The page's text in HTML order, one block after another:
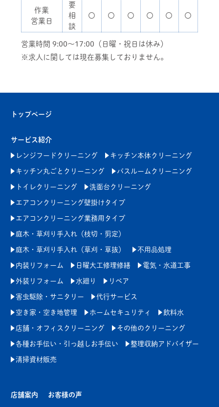
作業
営業日
要
相
談
〇 〇 〇 〇 〇 〇
営業時間 9:00～17:00（日曜・祝日は休み）
※求人に関しては現在募集しておりません。
トップページ
サービス紹介
レンジフードクリーニング キッチン本体クリーニング
キッチン丸ごとクリーニング バスルームクリーニング
トイレクリーニング 洗面台クリーニング
エアコンクリーニング壁掛けタイプ
エアコンクリーニング業務用タイプ
庭木・草刈り手入れ（枝切・剪定）
庭木・草刈り手入れ（草刈・草抜） 不用品処理
内装リフォーム 日曜大工修理修繕 電気・水道工事
外装リフォーム 水廻り リペア
害虫駆除・サニタリー 代行サービス
空き家・空き地管理 ホームセキュリティ 飲料水
店舗・オフィスクリーニング その他のクリーニング
各種お手伝い・引っ越しお手伝い 整理収納アドバイザー
清掃資材販売
店舗案内 お客様の声